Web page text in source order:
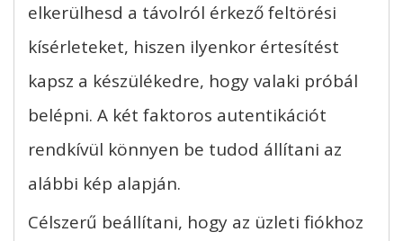
elkerülhesd a távolról érkező feltörési
kísérleteket, hiszen ilyenkor értesítést
kapsz a készülékedre, hogy valaki próbál
belépni. A két faktoros autentikációt
rendkívül könnyen be tudod állítani az
alábbi kép alapján.
Célszerű beállítani, hogy az üzleti fiókhoz